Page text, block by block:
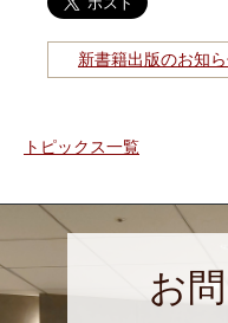
新書籍出版のお知
トピックス一覧
お